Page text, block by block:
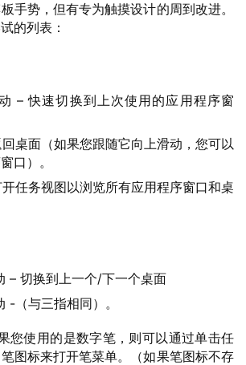
手势，但有专为触摸设计的周到改进。
的列表：
– 快速切换到上次使用的应用程序窗
桌面（如果您跟随它向上滑动，您可以
口）。
任务视图以浏览所有应用程序窗口和桌
– 切换到上一个/下一个桌面
-（与三指相同）。
您使用的是数字笔，则可以通过单击任
图标来打开笔菜单。（如果笔图标不存